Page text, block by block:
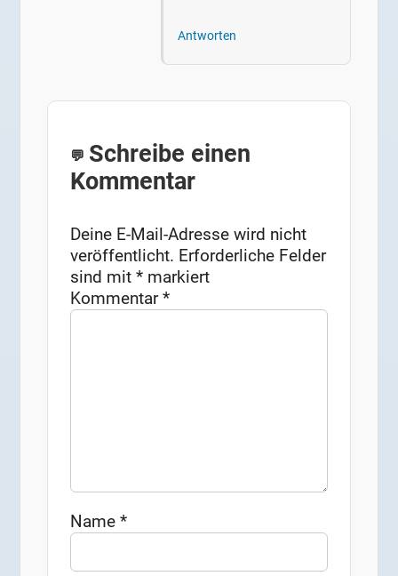
Antworten
Schreibe einen
Kommentar
Deine E-Mail-Adresse wird nicht
veröffentlicht. Erforderliche Felder
sind mit* markiert
Kommentar*
Name*